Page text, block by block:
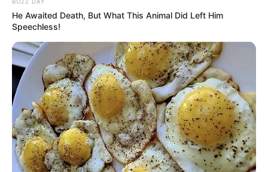
Agora que você já sabe como fazer algumas
lembrancinhas de Dia dos Pais para educação
infantil, que tal conferir alguns modelos para se
inspirar? Continue a leitura e confira tudo o que
separamos para você!
O que dar de lembrancinha de Dia dos
BUZZ DAY
He Awaited Death, But What This Animal Did Left Him
Speechless!